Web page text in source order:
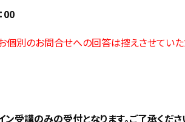
00
個別のお問合せへの回答は控えさせていた
ン受講のみの受付となります。ご了承くださ